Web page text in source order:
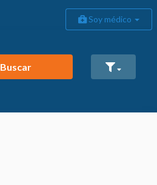
Soy médico
Buscar